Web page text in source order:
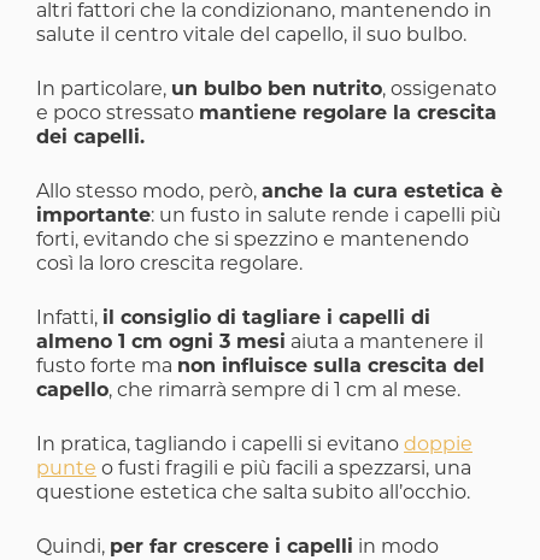
altri fattori che la condizionano, mantenendo in
salute il centro vitale del capello, il suo bulbo.
In particolare, un bulbo ben nutrito, ossigenato
e poco stressato mantiene regolare la crescita
dei capelli.
Allo stesso modo, però, anche la cura estetica è
importante: un fusto in salute rende i capelli più
forti, evitando che si spezzino e mantenendo
così la loro crescita regolare.
Infatti, il consiglio di tagliare i capelli di
almeno 1 cm ogni 3 mesi aiuta a mantenere il
fusto forte ma non influisce sulla crescita del
capello, che rimarrà sempre di 1 cm al mese.
In pratica, tagliando i capelli si evitano doppie
punte o fusti fragili e più facili a spezzarsi, una
questione estetica che salta subito all’occhio.
Quindi, per far crescere i capelli in modo